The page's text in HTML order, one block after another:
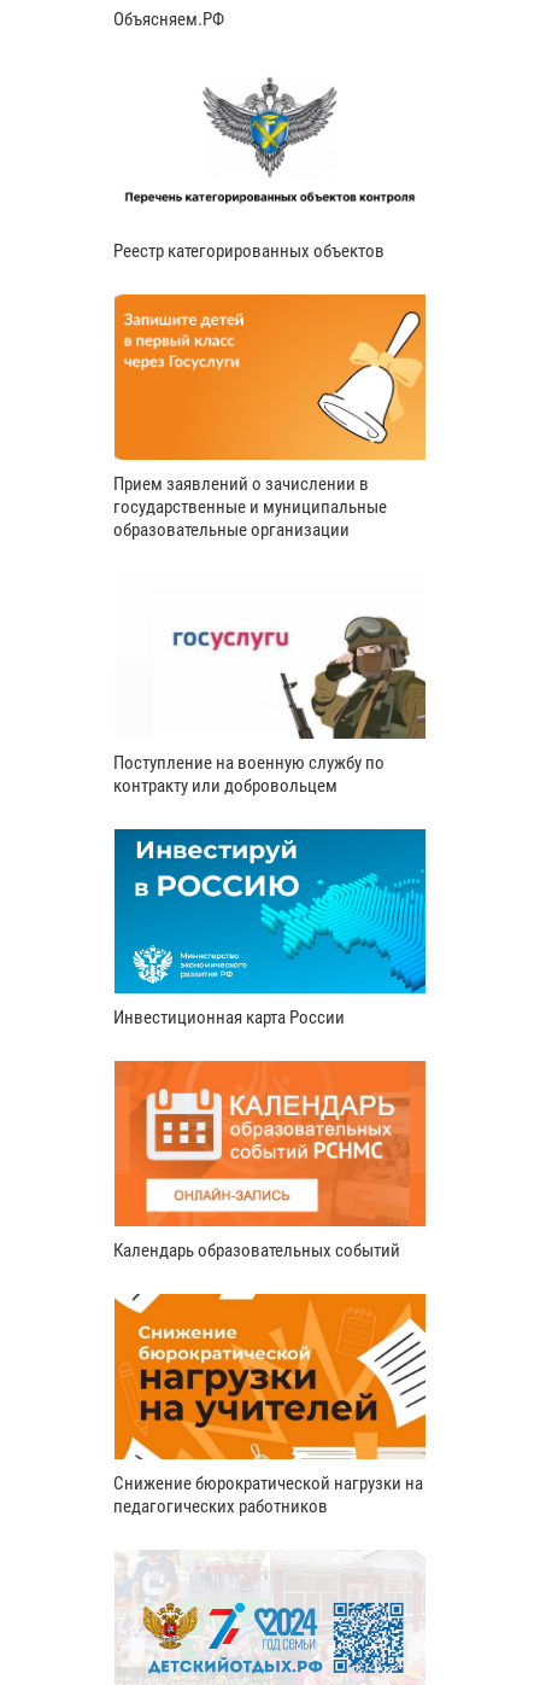
Объясняем.РФ
Реестр категорированных объектов
Прием заявлений о зачислении в
государственные и муниципальные
образовательные организации
Поступление на военную службу по
контракту или добровольцем
Инвестиционная карта России
Календарь образовательных событий
Снижение бюрократической нагрузки на
педагогических работников